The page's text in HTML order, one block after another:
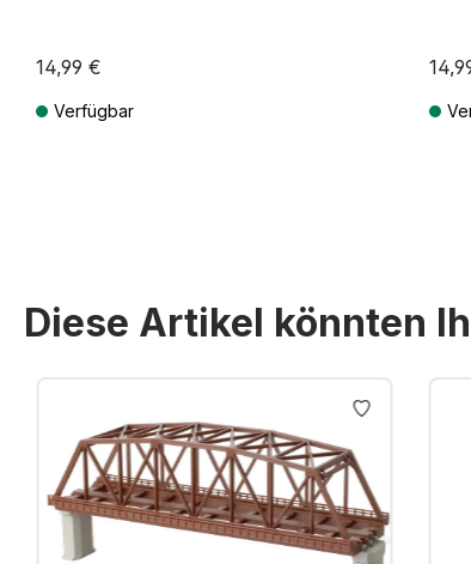
14,99 €
Verfügbar
Diese Artikel könnten
Produktgalerie überspringen